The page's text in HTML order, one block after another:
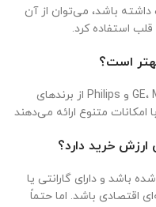
داشته باشد، می‌توان از آن
استفاده کرد.
است؟
برندهایی GE، Mindray، Samsung Medison و Philips از برندهای
متنوع ارائه می‌دهند
خرید دارد؟
باشد و دارای گارانتی یا
اقتصادی باشد. اما حتماً